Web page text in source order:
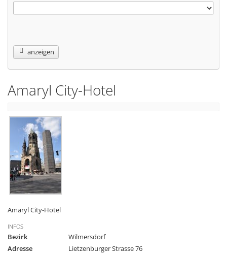
anzeigen
Amaryl City-Hotel
Amaryl City-Hotel
INFOS
Bezirk
Wilmersdorf
Adresse
Lietzenburger Strasse 76